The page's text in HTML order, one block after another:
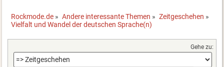
Rockmode.de » Andere interessante Themen » Zeitgeschehen »
Vielfalt und Wandel der deutschen Sprache(n)
Gehe zu: